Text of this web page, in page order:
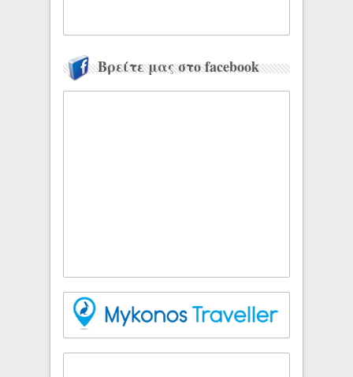
Βρείτε μας στο facebook